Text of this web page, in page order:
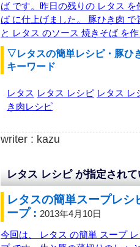
ば です。昨日の残りの レタス
ば に仕上げました。 豚ひき肉
と レタス のソース 焼きそば を
▽レタスの簡単レシピ・豚ひ
キーワード
レタス レタス レシピ レタス レ
き肉レシピ
writer : kazu
レタス レシピ が指定され
レタスの簡単スープレ
ープ : 2013年4月10日
今回は、 レタス の簡単 スープ